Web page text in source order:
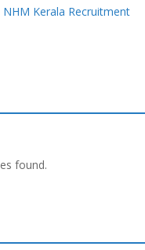
Kerala Recruitment
found.